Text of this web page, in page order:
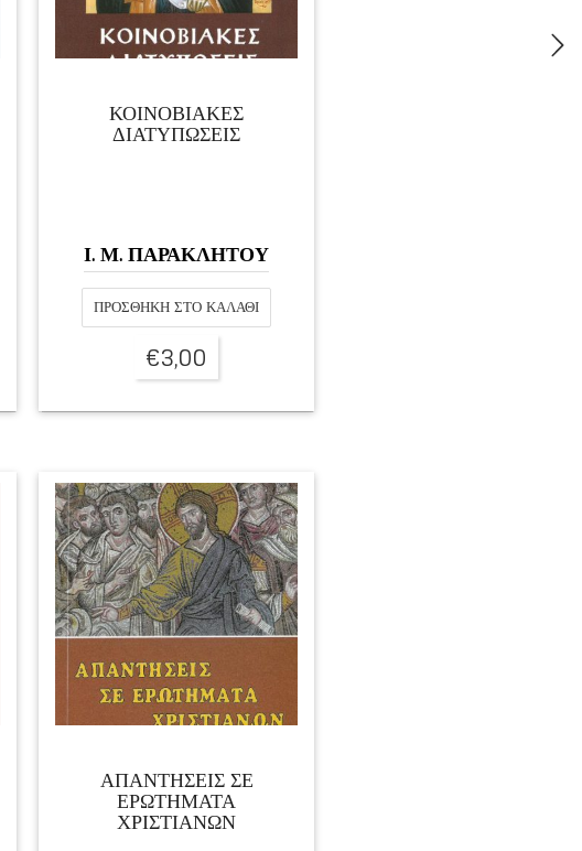
ΚΟΙΝΟΒΙΑΚΕΣ
ΔΙΑΤΥΠΩΣΕΙΣ
Ι. Μ. ΠΑΡΑΚΛΗΤΟΥ
ΠΡΟΣΘΉΚΗ ΣΤΟ ΚΑΛΆΘΙ
€3,00
ΑΠΑΝΤΗΣΕΙΣ ΣΕ
ΕΡΩΤΗΜΑΤΑ
ΧΡΙΣΤΙΑΝΩΝ